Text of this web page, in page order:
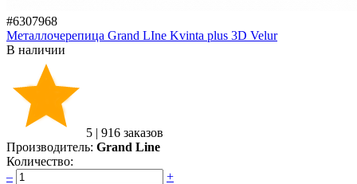
#6307968
Металлочерепица Grand LIne Kvinta plus 3D Velur
В наличии
5 | 916 заказов
Производитель: Grand Line
Количество:
–
+